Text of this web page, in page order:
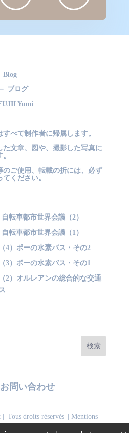
Blog
ブログ
Yumi
べて制作者に帰属します。
文章、図や、撮影した写真に
のご使用、転載の折には、必ず
ください。
転車都市世界会議（2）
転車都市世界会議（1）
4）ポーの水素バス・その2
3）ポーの水素バス・その1
2）オルレアンの総合的な交通
お問い合わせ
|| Tous droits réservés ||Mentions